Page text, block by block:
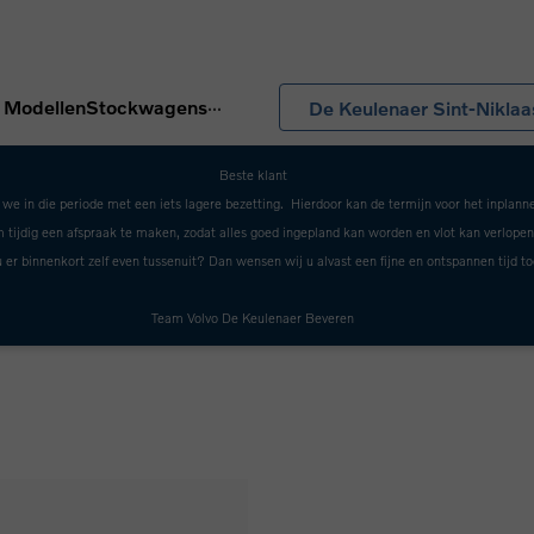
ModellenStockwagens De Keulenaer Sint-
Beste klant
in die periode met een iets lagere bezetting. Hierdoor kan de termijn voor het
tijdig een afspraak te maken, zodat alles goed ingepland kan worden en vlot kan
er binnenkort zelf even tussenuit? Dan wensen wij u alvast een fijne en ontspannen tijd
Team Volvo De Keulenaer Beveren